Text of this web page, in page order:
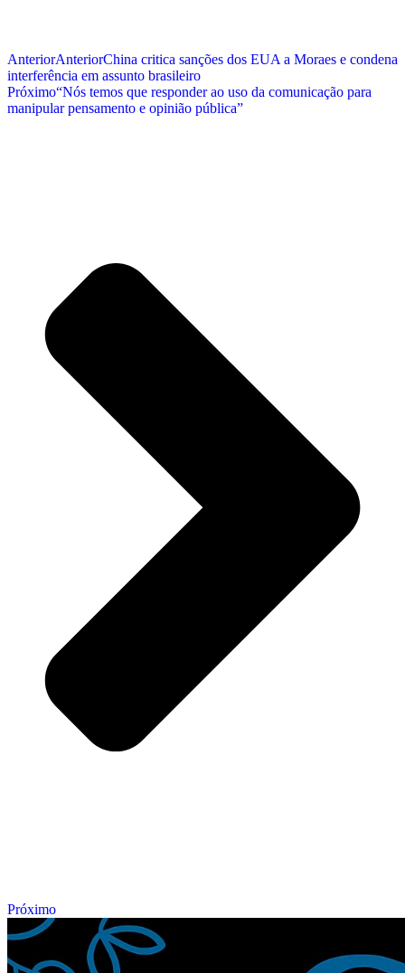
AnteriorAnteriorChina critica sanções dos EUA a Moraes e condena
interferência em assunto brasileiro
Próximo“Nós temos que responder ao uso da comunicação para
manipular pensamento e opinião pública”
Próximo